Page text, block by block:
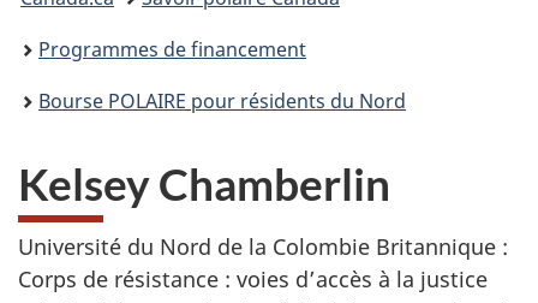
êtes
ici :
Programmes de financement
Bourse POLAIRE pour résidents du Nord
Kelsey Chamberlin
Université du Nord de la Colombie Britannique :
Corps de résistance : voies d’accès à la justice